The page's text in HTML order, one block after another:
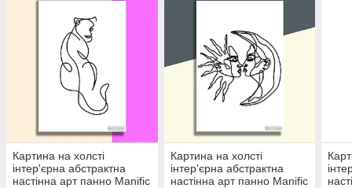
Картина на холсті
інтер'єрна абстрактна
настінна арт панно Manific
Картина на холсті
інтер'єрна абстрактна
настінна арт панно Manific